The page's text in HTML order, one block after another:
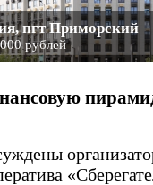
пгт Приморский
рублей